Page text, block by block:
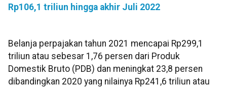
Rp106,1 triliun hingga akhir Juli 2022
Belanja perpajakan tahun 2021 mencapai Rp299,1
triliun atau sebesar 1,76 persen dari Produk
Domestik Bruto (PDB) dan meningkat 23,8 persen
dibandingkan 2020 yang nilainya Rp241,6 triliun atau